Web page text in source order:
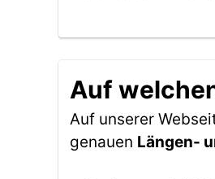
Auf
Auf unserer
genauen Längen-